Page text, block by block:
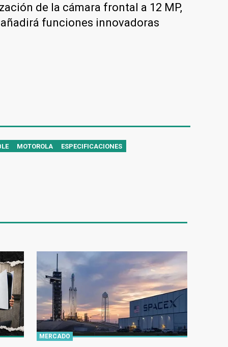
de la cámara frontal a 12 MP,
funciones innovadoras
MOTOROLA ESPECIFICACIONES
MERCADO